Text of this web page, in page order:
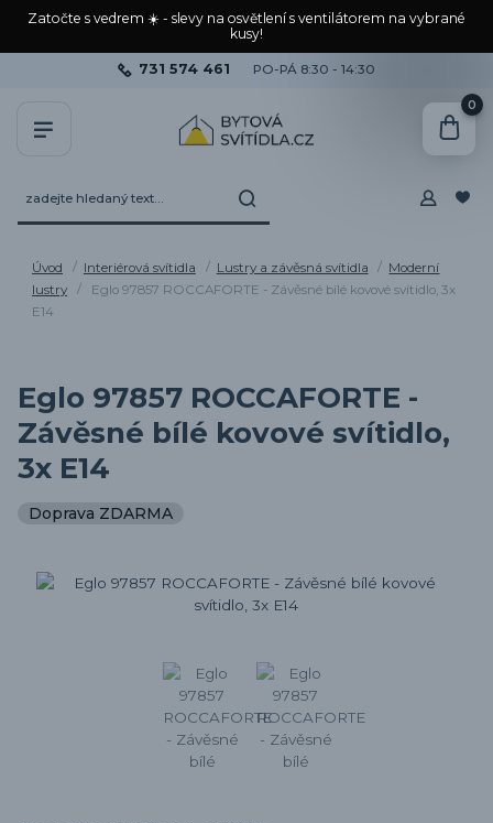
Zatočte s vedrem ☀️ - slevy na osvětlení s ventilátorem na vybrané
kusy!
731 574 461 PO-PÁ 8:30 - 14:30
0
Úvod Interiérová svítidla Lustry a závěsná svítidla
Moderní
lustry
Eglo 97857 ROCCAFORTE - Závěsné bílé kovové svítidlo, 3x
E14
Eglo 97857 ROCCAFORTE -
Závěsné bílé kovové svítidlo,
3x E14
Doprava ZDARMA